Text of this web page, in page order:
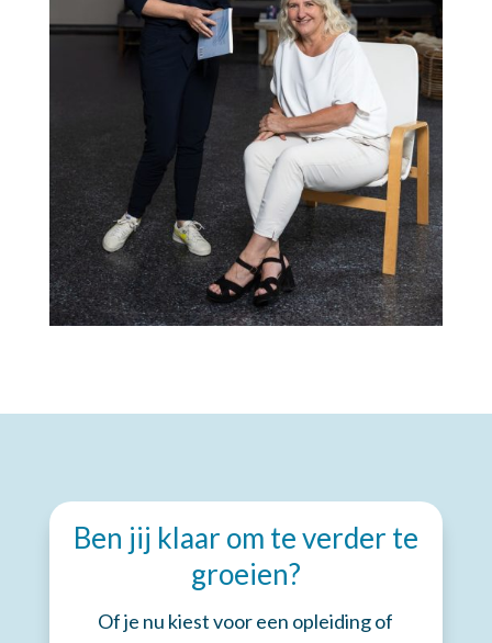
Ben jij klaar om te verder te
groeien?
Of je nu kiest voor een opleiding of